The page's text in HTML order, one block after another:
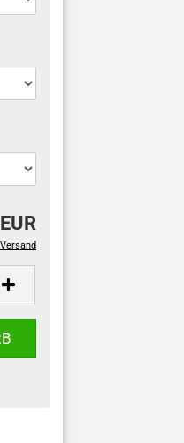
Versand